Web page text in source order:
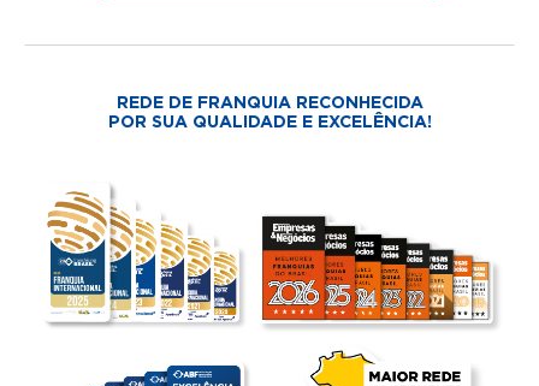
REDE DE FRANQUIA RECONHECIDA
POR SUA QUALIDADE E EXCELÊNCIA!